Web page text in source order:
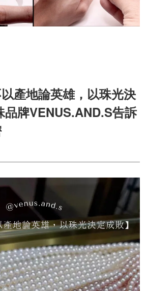
以產地論英雄，以珠光決
品牌VENUS.AND.S告訴